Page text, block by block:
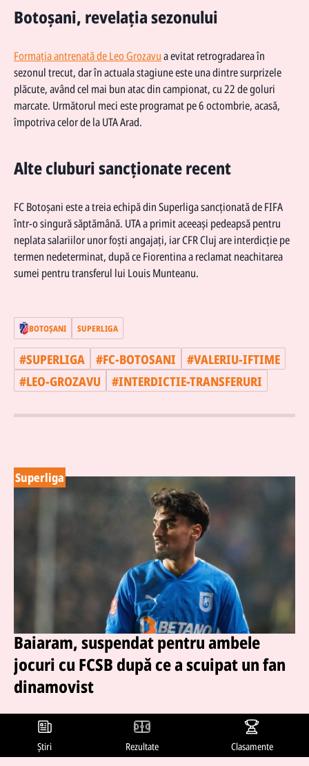
Botoșani, revelația sezonului
Formația antrenată de Leo Grozavua evitat retrogradarea în
sezonul trecut, dar în actuala stagiune este una dintre surprizele
plăcute, având cel mai bun atac din campionat, cu 22 de goluri
marcate. Următorul meci este programat pe 6 octombrie, acasă,
împotriva celor de la UTA Arad.
Alte cluburi sancționate recent
FC Botoșani este a treia echipă din Superliga sancționată de FIFA
într-o singură săptămână. UTA a primit aceeași pedeapsă pentru
neplata salariilor unor foști angajați, iar CFR Cluj are interdicție pe
termen nedeterminat, după ce Fiorentina a reclamat neachitarea
sumei pentru transferul lui Louis Munteanu.
BOTOŞANI SUPERLIGA
#SUPERLIGA #FC-BOTOSANI #VALERIU-IFTIME
#LEO-GROZAVU #INTERDICTIE-TRANSFERURI
Superliga
Baiaram, suspendat pentru ambele
jocuri cu FCSB după ce a scuipat un fan
dinamovist
11 feb. 2026, 17:05
Ștefan Baiaram a fost suspendat de Comisia de Disciplină a
FRF pentru două etape după incidentul petrecut la finalul
Știri Rezultate Clasamente